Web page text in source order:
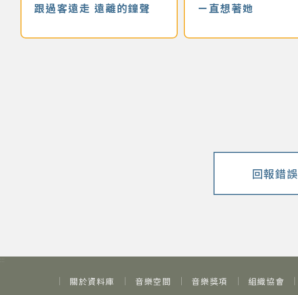
跟過客遠走 遠離的鐘聲 ㄧ直想著她
回報錯誤
:::
關於資料庫 音樂空間 音樂獎項 組織協會